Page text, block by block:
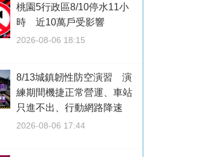
桃園5行政區8/10停水11小
時 近10萬戶受影響
2026-08-06 18:15
8/13城鎮韌性防空演習 演
練期間機捷正常營運、車站
只進不出、行動網路降速
2026-08-06 17:44